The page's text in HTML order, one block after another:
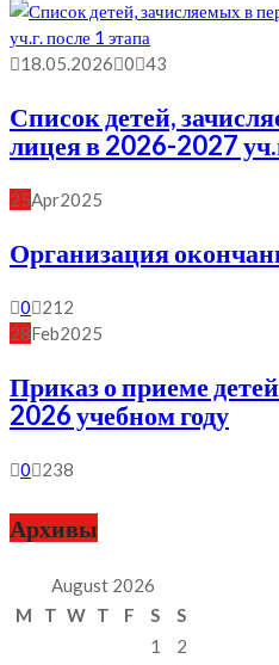
18.05.2026 0 43
Список детей,
лицея в 2026-2027
25Apr2025
Организация
0
212
28Feb2025
Приказ о приеме
2026 учебном году
0 238
Архивы
August 2026
M
T W T F S
S
1
2